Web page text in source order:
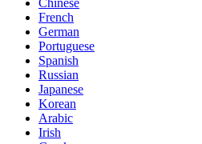
Chinese
French
German
Portuguese
Spanish
Russian
Japanese
Korean
Arabic
Irish